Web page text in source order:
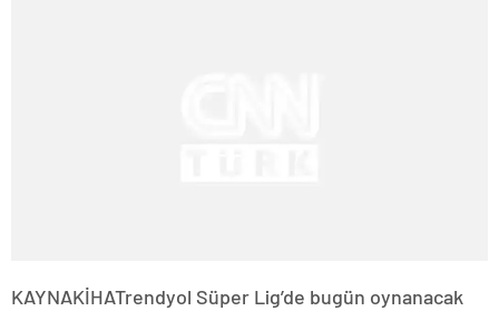
KAYNAKİHATrendyol Süper Lig’de bugün oynanacak